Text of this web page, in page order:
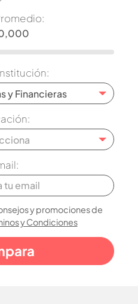
y Financieras
y promociones de
y Condiciones